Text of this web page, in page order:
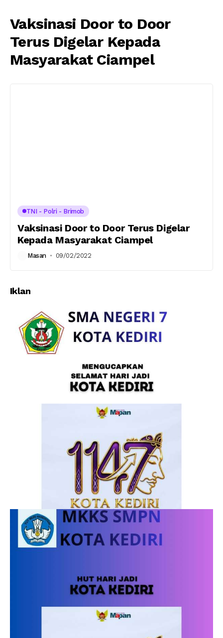
Vaksinasi Door to Door
Terus Digelar Kepada
Masyarakat Ciampel
TNI - Polri - Brimob
Vaksinasi Door to Door Terus Digelar
Kepada Masyarakat Ciampel
Masan 09/02/2022
Iklan